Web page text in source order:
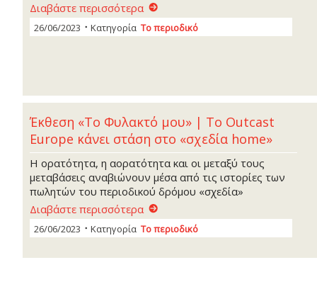
Διαβάστε περισσότερα
26/06/2023 Κατηγορία Το περιοδικό
Έκθεση «Το Φυλακτό μου» | Το Outcast
Europe κάνει στάση στο «σχεδία home»
Η ορατότητα, η αορατότητα και οι μεταξύ τους
μεταβάσεις αναβιώνουν μέσα από τις ιστορίες των
πωλητών του περιοδικού δρόμου «σχεδία»
Διαβάστε περισσότερα
26/06/2023 Κατηγορία Το περιοδικό